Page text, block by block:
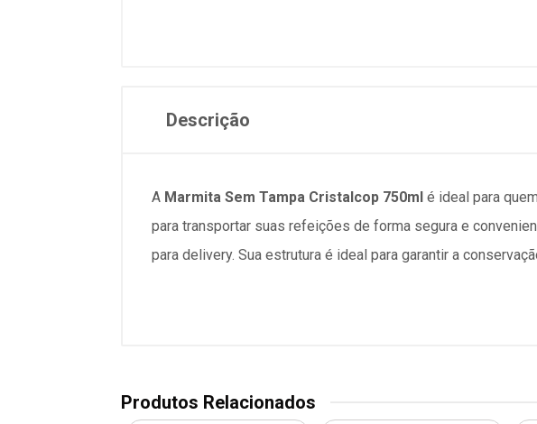
Descrição
A Marmita Sem Tampa Cristalcop 750ml é ideal para
para transportar suas refeições de forma segura e
para delivery. Sua estrutura é ideal para garantir a
Produtos Relacionados